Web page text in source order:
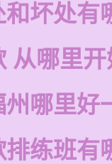
坏处有
从哪里开
哪里好
练班有